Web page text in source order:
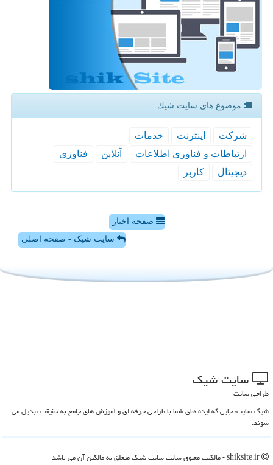
موضوع های سایت شیك
شركت اینترنت
خدمات
ارتباطات و فناوری اطلاعات
آنلاین
فناوری
دیجیتال
كاربر
صفحه اخبار
سایت شیک - صفحه اصلی
سایت شیك
طراحی سایت
شیک سایت، جایی که ایده های شما با طراحی حرفه ای و آموزش های جامع به حقیقت تبدیل می
شوند.